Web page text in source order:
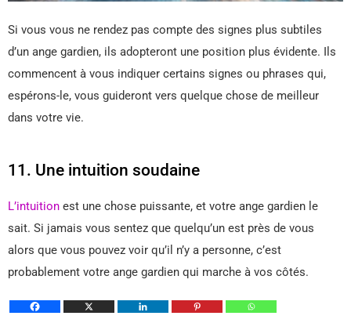
Si vous vous ne rendez pas compte des signes plus subtiles
d’un ange gardien, ils adopteront une position plus évidente. Ils
commencent à vous indiquer certains signes ou phrases qui,
espérons-le, vous guideront vers quelque chose de meilleur
dans votre vie.
11. Une intuition soudaine
L’intuition est une chose puissante, et votre ange gardien le
sait. Si jamais vous sentez que quelqu’un est près de vous
alors que vous pouvez voir qu’il n’y a personne, c’est
probablement votre ange gardien qui marche à vos côtés.